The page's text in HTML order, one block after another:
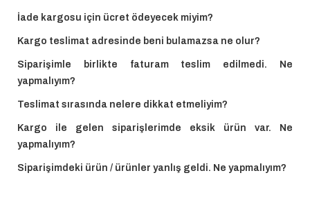
İade kargosu için ücret ödeyecek miyim?
Kargo teslimat adresinde beni bulamazsa ne olur?
Siparişimle birlikte faturam teslim edilmedi. Ne
yapmalıyım?
Teslimat sırasında nelere dikkat etmeliyim?
Kargo ile gelen siparişlerimde eksik ürün var. Ne
yapmalıyım?
Siparişimdeki ürün / ürünler yanlış geldi. Ne yapmalıyım?